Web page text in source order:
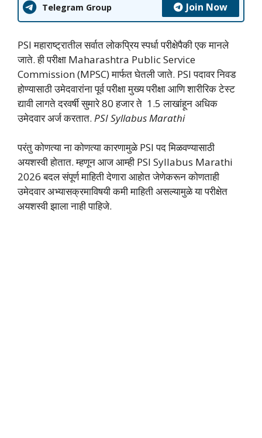
Telegram Group Join Now
PSI महाराष्ट्रातील सर्वात लोकप्रिय स्पर्धा परीक्षेपैकी एक मानले
जाते. ही परीक्षा Maharashtra Public Service
Commission (MPSC) मार्फत घेतली जाते. PSI पदावर निवड
होण्यासाठी उमेदवारांना पूर्व परीक्षा मुख्य परीक्षा आणि शारीरिक टेस्ट
द्यावी लागते दरवर्षी सुमारे 80 हजार ते 1.5 लाखांहून अधिक
उमेदवार अर्ज करतात. PSI Syllabus Marathi
परंतु कोणत्या ना कोणत्या कारणामुळे PSI पद मिळवण्यासाठी
अयशस्वी होतात. म्हणून आज आम्ही PSI Syllabus Marathi
2026 बदल संपूर्ण माहिती देणारा आहोत जेणेकरून कोणताही
उमेदवार अभ्यासक्रमाविषयी कमी माहिती असल्यामुळे या परीक्षेत
अयशस्वी झाला नाही पाहिजे.